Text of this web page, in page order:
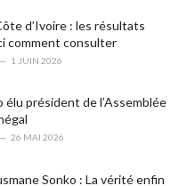
d’Ivoire : les résultats
comment consulter
1 JUIN 2026
élu président de l’Assemblée
26 MAI 2026
Sonko : La vérité enfin